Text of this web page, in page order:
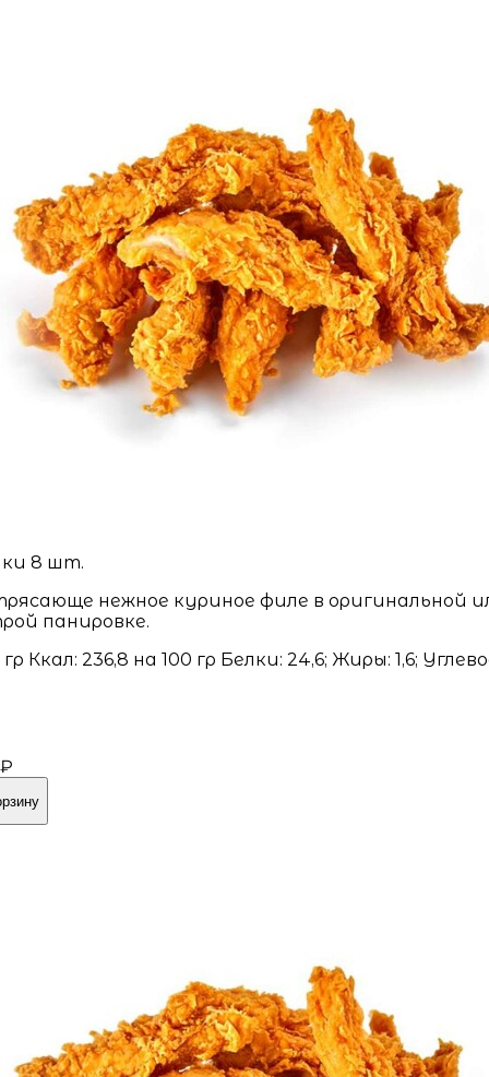
8 шт.
нежное куриное филе в оригинальной
панировке.
Ккал: 236,8 на 100 гр Белки: 24,6; Жиры: 1,6;